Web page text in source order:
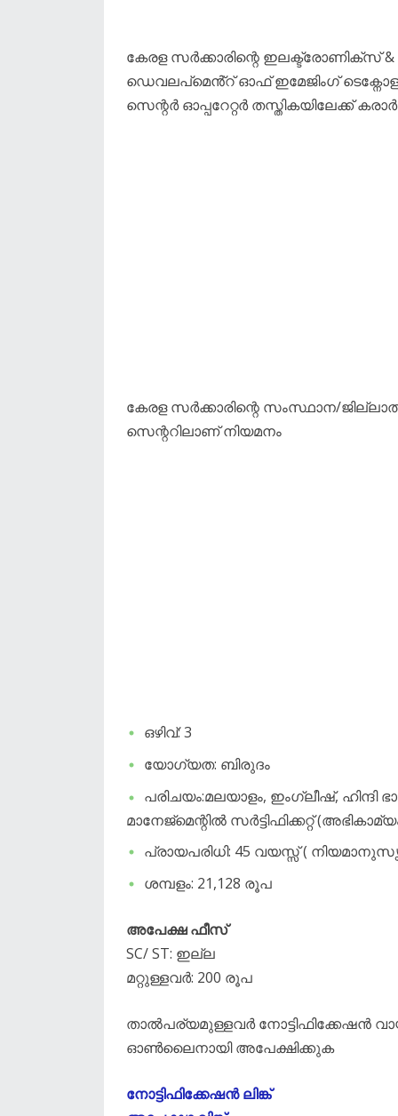
കേരള സർക്കാരിന്റെ ഇലക്ട്രോണിക്സ്
ഡെവലപ്മെൻ്റ് ഓഫ് ഇമേജിംഗ്
സെന്റർ ഓപ്പറേറ്റർ തസ്തികയിലേക്ക്
കേരള സർക്കാരിന്റെ സംസ്ഥാന/
സെന്ററിലാണ് നിയമനം
ഒഴിവ്: 3
യോഗ്യത: ബിരുദം
പരിചയം:മലയാളം, ഇംഗ്ലീഷ്,
മാനേജ്‌മെന്റിൽ സർട്ടിഫിക്കറ്റ്
പ്രായപരിധി: 45 വയസ്സ് (
ശമ്പളം: 21,128 രൂപ
അപേക്ഷ ഫീസ്
SC/ ST: ഇല്ല
മറ്റുള്ളവർ: 200 രൂപ
താൽപര്യമുള്ളവർ നോട്ടിഫിക്കേഷൻ
ഓൺലൈനായി അപേക്ഷിക്കുക
നോട്ടിഫിക്കേഷൻ ലിങ്ക്